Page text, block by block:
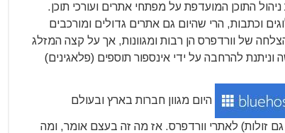
התוכן המועדפת על מפתחי אתרים ועורכי תוכן.
וכתבות, הרי שהיום גם אתרים גדולים ומורכבים
של וורדפרס הן רבות ומגוונות, אך על קצה המזלג
להרחבה על ידי אינספור תוספים (פלאגינים)
היום מגוון חברות בארץ ובעולם
זולות) לאתרי וורדפרס. אז מה זה בעצם אומר, ומה